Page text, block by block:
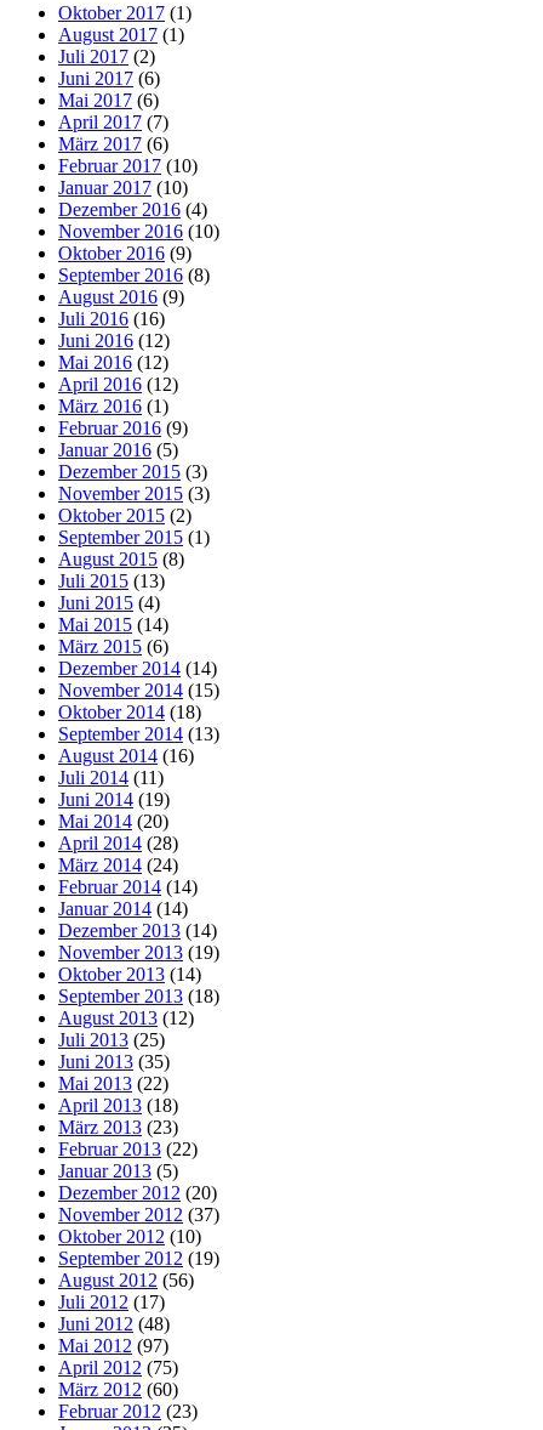
Oktober 2017 (1)
August 2017 (1)
Juli 2017 (2)
Juni 2017 (6)
Mai 2017 (6)
April 2017 (7)
März 2017 (6)
Februar 2017 (10)
Januar 2017 (10)
Dezember 2016 (4)
November 2016 (10)
Oktober 2016 (9)
September 2016 (8)
August 2016 (9)
Juli 2016 (16)
Juni 2016 (12)
Mai 2016 (12)
April 2016 (12)
März 2016 (1)
Februar 2016 (9)
Januar 2016 (5)
Dezember 2015 (3)
November 2015 (3)
Oktober 2015 (2)
September 2015 (1)
August 2015 (8)
Juli 2015 (13)
Juni 2015 (4)
Mai 2015 (14)
März 2015 (6)
Dezember 2014 (14)
November 2014 (15)
Oktober 2014 (18)
September 2014 (13)
August 2014 (16)
Juli 2014 (11)
Juni 2014 (19)
Mai 2014 (20)
April 2014 (28)
März 2014 (24)
Februar 2014 (14)
Januar 2014 (14)
Dezember 2013 (14)
November 2013 (19)
Oktober 2013 (14)
September 2013 (18)
August 2013 (12)
Juli 2013 (25)
Juni 2013 (35)
Mai 2013 (22)
April 2013 (18)
März 2013 (23)
Februar 2013 (22)
Januar 2013 (5)
Dezember 2012 (20)
November 2012 (37)
Oktober 2012 (10)
September 2012 (19)
August 2012 (56)
Juli 2012 (17)
Juni 2012 (48)
Mai 2012 (97)
April 2012 (75)
März 2012 (60)
Februar 2012 (23)